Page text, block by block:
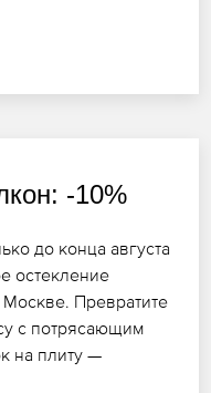
-10%
до конца августа
остекление
Превратите
с потрясающим
на плиту —